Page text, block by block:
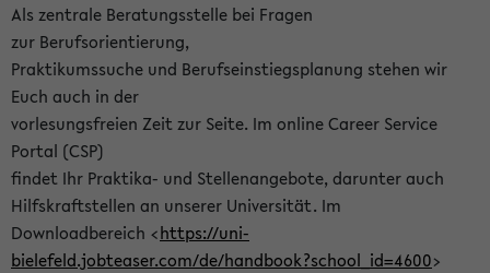
Als zentrale Beratungsstelle bei Fragen
zur Berufsorientierung,
Praktikumssuche und Berufseinstiegsplanung stehen wir
Euch auch in der
vorlesungsfreien Zeit zur Seite. Im online Career Service
Portal (CSP)
findet Ihr Praktika- und Stellenangebote, darunter auch
Hilfskraftstellen an unserer Universität. Im
Downloadbereich <https://uni-
bielefeld.jobteaser.com/de/handbook?school_id=4600>